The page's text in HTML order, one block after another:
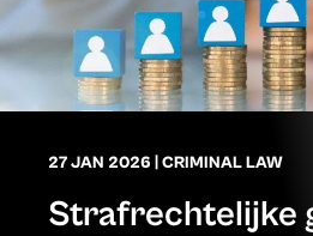
27 JAN 2026 CRIMINAL LAW
Strafrechtelijke